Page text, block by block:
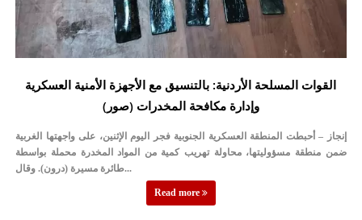
القوات المسلحة الأردنية: بالتنسيق مع الأجهزة الأمنية العسكرية
وإدارة مكافحة المخدرات (صور)
إنجاز – أحبطت المنطقة العسكرية الجنوبية فجر اليوم الإثنين، على واجهتها الغربية
ضمن منطقة مسؤوليتها، محاولة تهريب كمية من المواد المخدرة محملة بواسطة
طائرة مسيرة (درون). وقال...
Read more